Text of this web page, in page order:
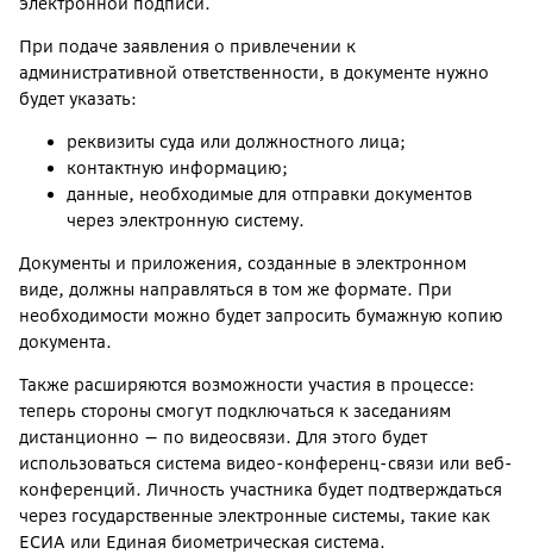
При подаче заявления о привлечении к
административной ответственности, в документе нужно
будет указать:
реквизиты суда или должностного лица;
контактную информацию;
данные, необходимые для отправки документов
через электронную систему.
Документы и приложения, созданные в электронном
виде, должны направляться в том же формате. При
необходимости можно будет запросить бумажную копию
документа.
Также расширяются возможности участия в процессе:
теперь стороны смогут подключаться к заседаниям
дистанционно — по видеосвязи. Для этого будет
использоваться система видео-конференц-связи или веб-
конференций. Личность участника будет подтверждаться
через государственные электронные системы, такие как
ЕСИА или Единая биометрическая система.